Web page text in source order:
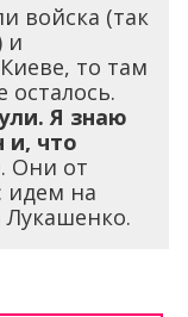
войска (так
и
то там
осталось.
Я знаю
и, что
Они от
идем на
Лукашенко.